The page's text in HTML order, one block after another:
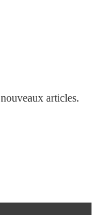
articles.